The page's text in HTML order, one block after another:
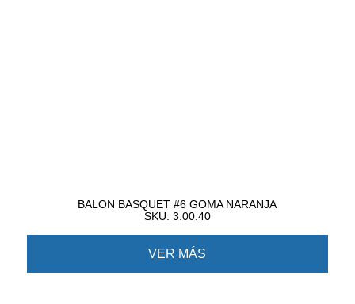
BALON BASQUET #6 GOMA NARANJA
SKU: 3.00.40
VER MÁS